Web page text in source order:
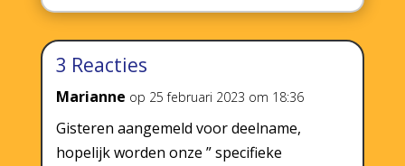
3 Reacties
Marianne op 25 februari 2023 om 18:36
Gisteren aangemeld voor deelname,
hopelijk worden onze ” specifieke